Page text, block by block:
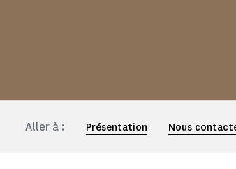
Aller à : Présentation Nous